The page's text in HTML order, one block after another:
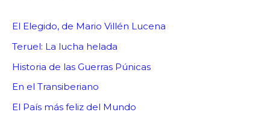
El Elegido, de Mario Villén Lucena
Teruel: La lucha helada
Historia de las Guerras Púnicas
En el Transiberiano
El País más feliz del Mundo